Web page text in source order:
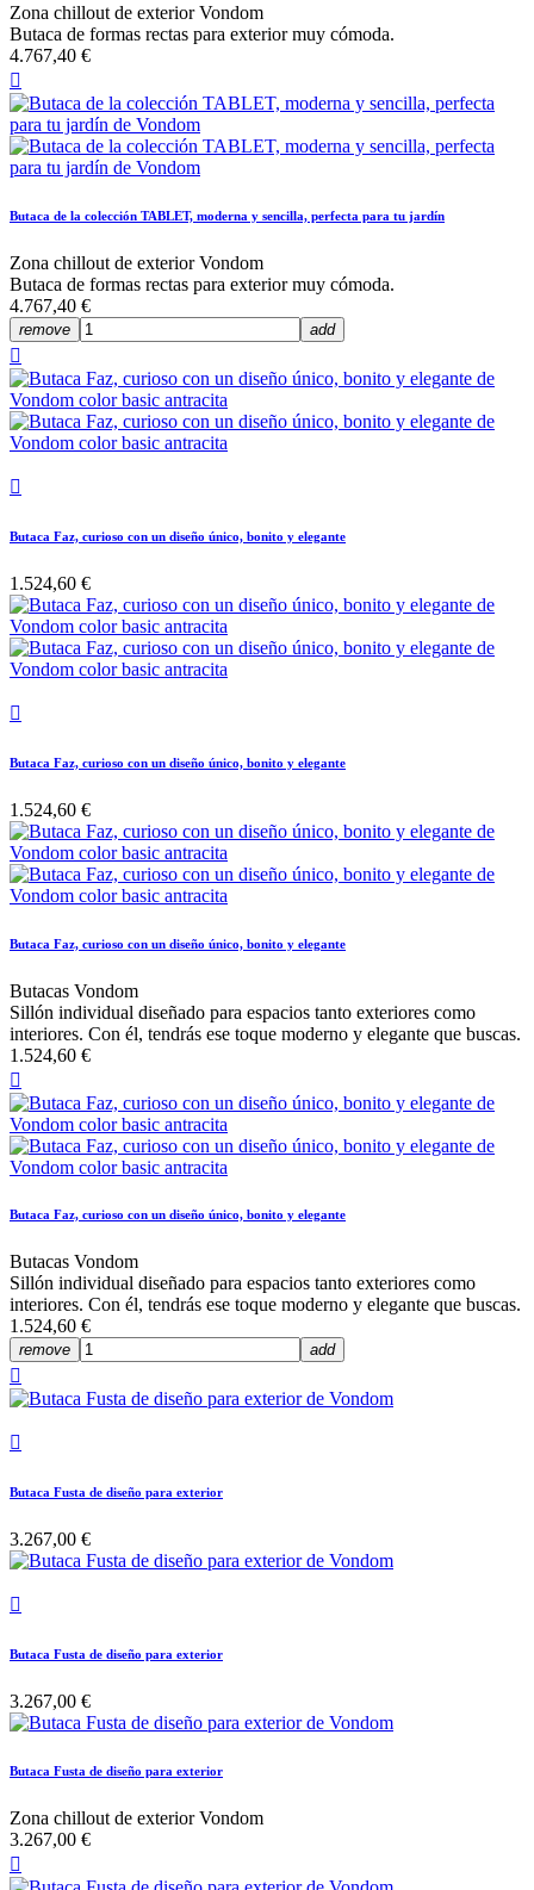
Zona chillout de exterior Vondom
Butaca de formas rectas para exterior muy cómoda.
4.767,40 €

Butaca de la colección TABLET, moderna y sencilla, perfecta para tu jardín
Zona chillout de exterior Vondom
Butaca de formas rectas para exterior muy cómoda.
4.767,40 €
remove add


Butaca Faz, curioso con un diseño único, bonito y elegante
1.524,60 €

Butaca Faz, curioso con un diseño único, bonito y elegante
1.524,60 €
Butaca Faz, curioso con un diseño único, bonito y elegante
Butacas Vondom
Sillón individual diseñado para espacios tanto exteriores como
interiores. Con él, tendrás ese toque moderno y elegante que buscas.
1.524,60 €

Butaca Faz, curioso con un diseño único, bonito y elegante
Butacas Vondom
Sillón individual diseñado para espacios tanto exteriores como
interiores. Con él, tendrás ese toque moderno y elegante que buscas.
1.524,60 €
remove add


Butaca Fusta de diseño para exterior
3.267,00 €

Butaca Fusta de diseño para exterior
3.267,00 €
Butaca Fusta de diseño para exterior
Zona chillout de exterior Vondom
3.267,00 €
